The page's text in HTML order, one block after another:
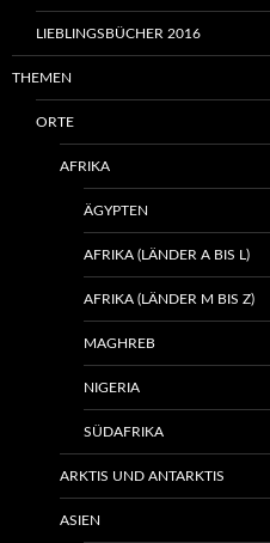
LIEBLINGSBÜCHER 2016
THEMEN
ORTE
AFRIKA
ÄGYPTEN
AFRIKA (LÄNDER A BIS L)
AFRIKA (LÄNDER M BIS Z)
MAGHREB
NIGERIA
SÜDAFRIKA
ARKTIS UND ANTARKTIS
ASIEN